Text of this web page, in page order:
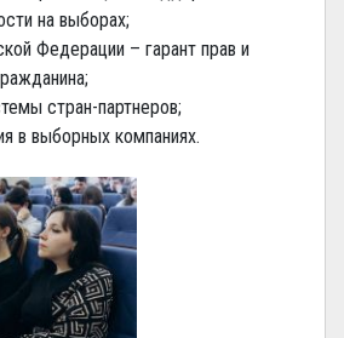
на выборах;
Федерации – гарант прав и
стран-партнеров;
в выборных компаниях.